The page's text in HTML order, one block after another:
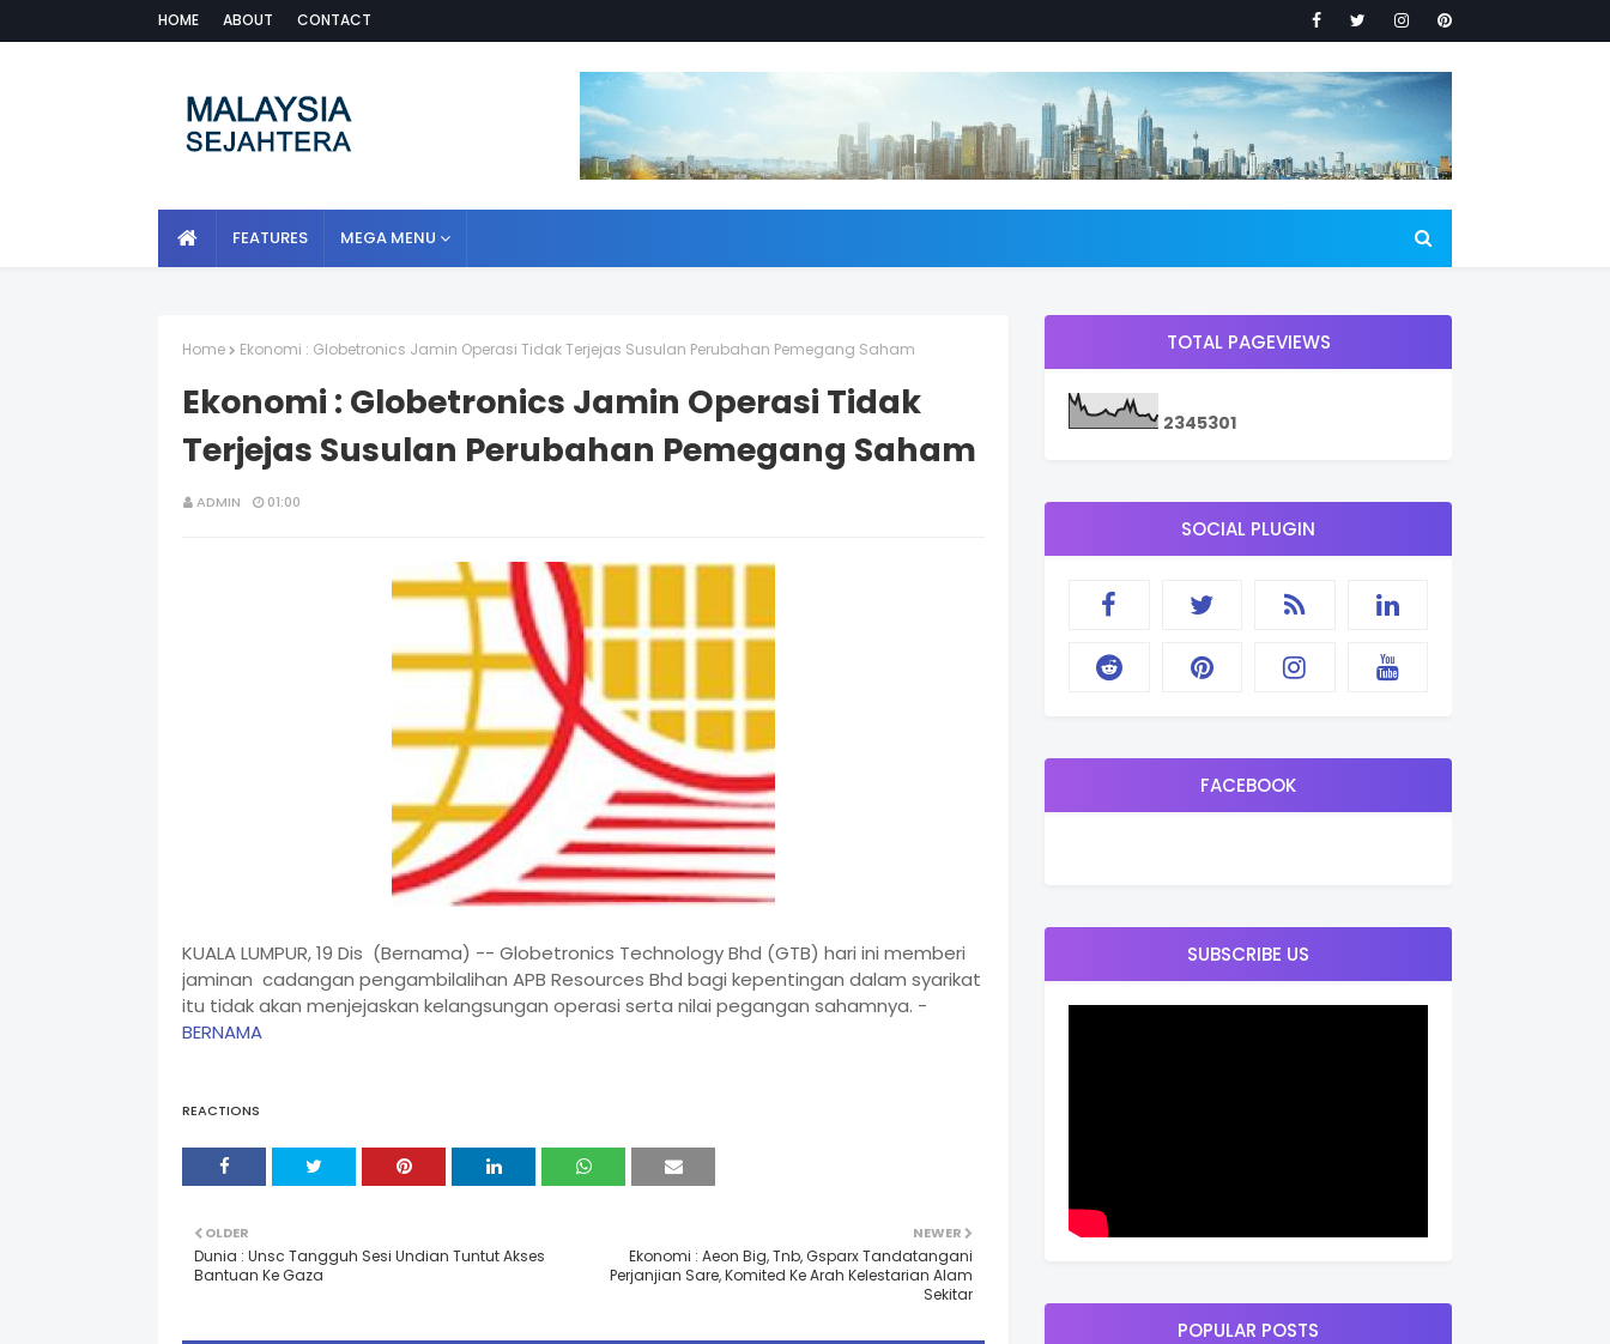
HOME ABOUT CONTACT
FEATURES MEGA MENU
Home Ekonomi : Globetronics Jamin Operasi Tidak Terjejas Susulan Perubahan Pemegang Saham
Ekonomi : Globetronics Jamin Operasi Tidak
Terjejas Susulan Perubahan Pemegang Saham
ADMIN 01:00
KUALA LUMPUR, 19 Dis (Bernama) -- Globetronics Technology Bhd (GTB) hari ini memberi
jaminan cadangan pengambilalihan APB Resources Bhd bagi kepentingan dalam syarikat
itu tidak akan menjejaskan kelangsungan operasi serta nilai pegangan sahamnya. -
BERNAMA
REACTIONS
NEWER
Ekonomi : Aeon Big, Tnb, Gsparx Tandatangani
Perjanjian Sare, Komited Ke Arah Kelestarian Alam
Sekitar
OLDER
Dunia : Unsc Tangguh Sesi Undian Tuntut Akses
Bantuan Ke Gaza
TOTAL PAGEVIEWS
2345301
SOCIAL PLUGIN
FACEBOOK
SUBSCRIBE US
POPULAR POSTS